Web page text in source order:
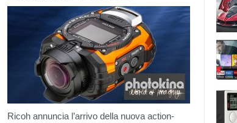
Ricoh annuncia l’arrivo della nuova action-